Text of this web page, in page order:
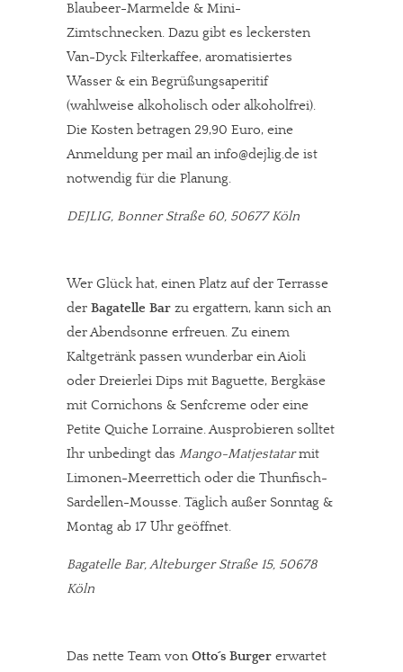
Blaubeer-Marmelde & Mini-
Zimtschnecken. Dazu gibt es leckersten
Van-Dyck Filterkaffee, aromatisiertes
Wasser & ein Begrüßungsaperitif
(wahlweise alkoholisch oder alkoholfrei).
Die Kosten betragen 29,90 Euro, eine
Anmeldung per mail an info@dejlig.de ist
notwendig für die Planung.
DEJLIG, Bonner Straße 60, 50677 Köln
Wer Glück hat, einen Platz auf der Terrasse
der Bagatelle Bar zu ergattern, kann sich an
der Abendsonne erfreuen. Zu einem
Kaltgetränk passen wunderbar ein Aioli
oder Dreierlei Dips mit Baguette, Bergkäse
mit Cornichons & Senfcreme oder eine
Petite Quiche Lorraine. Ausprobieren solltet
Ihr unbedingt das Mango-Matjestatarmit
Limonen-Meerrettich oder die Thunfisch-
Sardellen-Mousse. Täglich außer Sonntag &
Montag ab 17 Uhr geöffnet.
Bagatelle Bar, Alteburger Straße 15, 50678
Köln
Das nette Team von Otto´s Burger erwartet